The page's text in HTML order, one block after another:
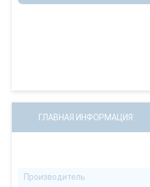
ГЛАВНАЯ ИНФОРМАЦИЯ
Производитель